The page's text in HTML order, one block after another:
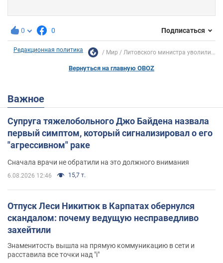
0 0 Подписаться
Редакционная политика Мир Литовского министра уволили...
Вернуться на главную OBOZ
Важное
Супруга тяжелобольного Джо Байдена назвала
первый симптом, который сигнализировал о его
"агрессивном" раке
Сначала врачи не обратили на это должного внимания
6.08.2026 12:46 15,7 т.
Отпуск Леси Никитюк в Карпатах обернулся
скандалом: почему ведущую несправедливо
захейтили
Знаменитость вышла на прямую коммуникацию в сети и
расставила все точки над "i"